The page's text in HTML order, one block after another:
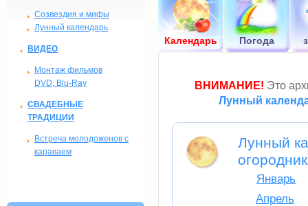
Созвездия и мифы
Лунный календарь
ВИДЕО
Монтаж фильмов
DVD, Blu-Ray
СВАДЕБНЫЕ
ТРАДИЦИИ
Встреча молодоженов с
караваем
Календарь Погода
ВНИМАНИЕ! Это
Лунный
Лунный
Январь
Апрель